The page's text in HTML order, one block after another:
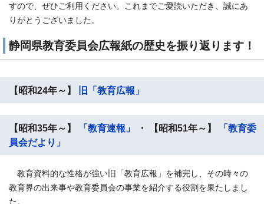
すので、ぜひご利用ください。これまでご愛読いただき、誠にあ
りがとうございました。
静岡県教育委員会広報紙の歴史を振り返ります！
【昭和24年～】 旧「教育広報」
【昭和35年～】 「教育速報」 ・ 【昭和51年～】
「教育委
員会だより」
教育資料的な性格が強い旧「教育広報」を補完し、その時々の
教育界の出来事や教育委員会の事業を紹介する役割を果たしまし
た。